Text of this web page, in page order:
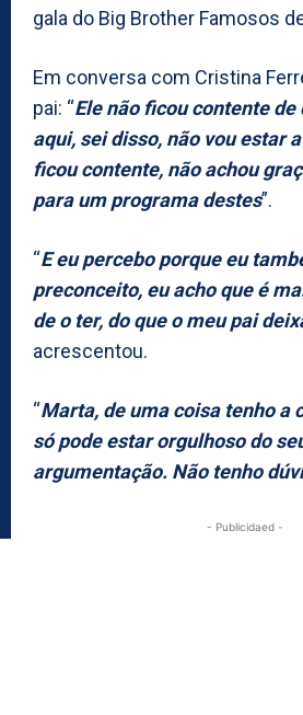
gala do Big Brother Famosos
Em conversa com Cristina
pai: “Ele não ficou contente
aqui, sei disso, não vou estar
ficou contente, não achou
para um programa destes”.
“E eu percebo porque eu
preconceito, eu acho que é
de o ter, do que o meu pai
acrescentou.
“Marta, de uma coisa tenho a
só pode estar orgulhoso do
argumentação. Não tenho
- Publicidaed -